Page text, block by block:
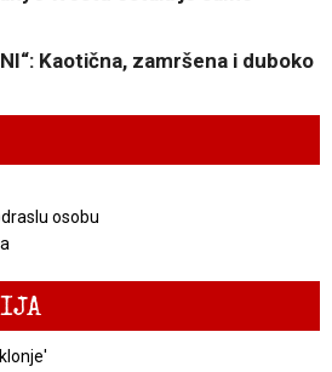
Kaotična, zamršena i duboko
osobu